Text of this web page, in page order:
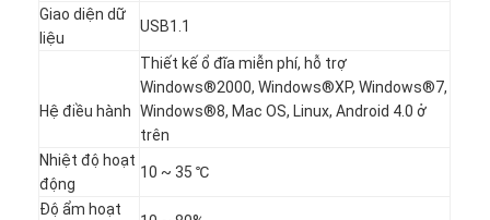
Bảng đen thông minh
Bảng máy chiếu tương tác
Khung cảm ứng hồng ngoại
Đế bảng trắng tương tác
Máy ảnh tài liệu Visualizer
Giao diện dữ
liệu
USB1.1
Hệ điều hành
Thiết kế ổ đĩa miễn phí, hỗ trợ
Windows®2000, Windows®XP, Windows®7,
Windows®8, Mac OS, Linux, Android 4.0 ở
trên
Nhiệt độ hoạt
động
10 ~ 35 ℃
Độ ẩm hoạt